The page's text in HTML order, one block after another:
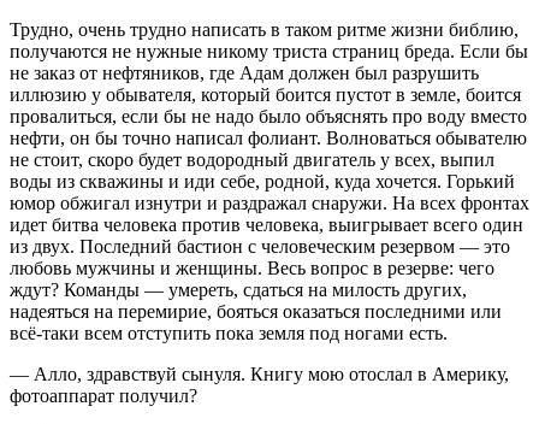
Трудно, очень трудно написать в таком ритме жизни библию,
получаются не нужные никому триста страниц бреда. Если бы
не заказ от нефтяников, где Адам должен был разрушить
иллюзию у обывателя, который боится пустот в земле, боится
провалиться, если бы не надо было объяснять про воду вместо
нефти, он бы точно написал фолиант. Волноваться обывателю
не стоит, скоро будет водородный двигатель у всех, выпил
воды из скважины и иди себе, родной, куда хочется. Горький
юмор обжигал изнутри и раздражал снаружи. На всех фронтах
идет битва человека против человека, выигрывает всего один
из двух. Последний бастион с человеческим резервом — это
любовь мужчины и женщины. Весь вопрос в резерве: чего
ждут? Команды — умереть, сдаться на милость других,
надеяться на перемирие, бояться оказаться последними или
всё-таки всем отступить пока земля под ногами есть.
— Алло, здравствуй сынуля. Книгу мою отослал в Америку,
фотоаппарат получил?